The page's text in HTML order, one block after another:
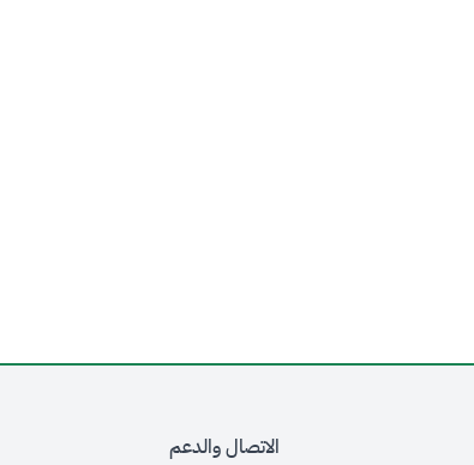
الاتصال والدعم